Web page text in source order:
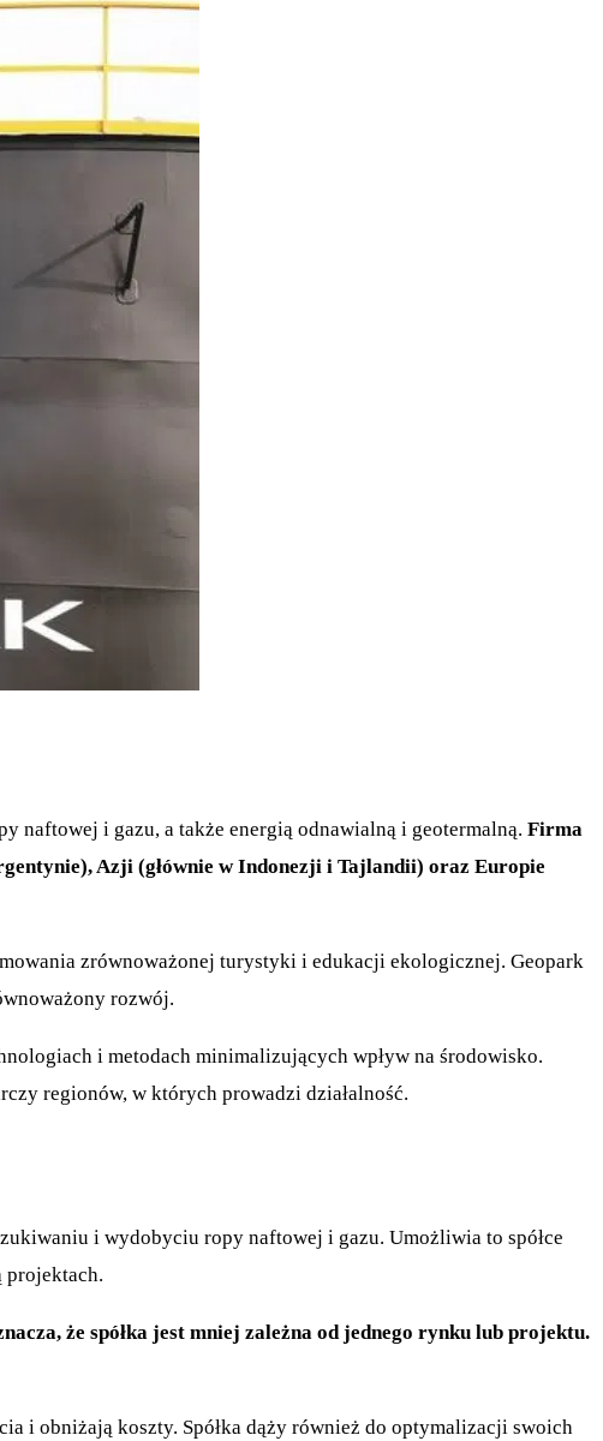
naftowej i gazu, a także energią odnawialną i geotermalną. Firma
Azji (głównie w Indonezji i Tajlandii) oraz Europie
zrównoważonej turystyki i edukacji ekologicznej. Geopark
rozwój.
i metodach minimalizujących wpływ na środowisko.
regionów, w których prowadzi działalność.
i wydobyciu ropy naftowej i gazu. Umożliwia to spółce
projektach.
że spółka jest mniej zależna od jednego rynku lub projektu.
i obniżają koszty. Spółka dąży również do optymalizacji swoich